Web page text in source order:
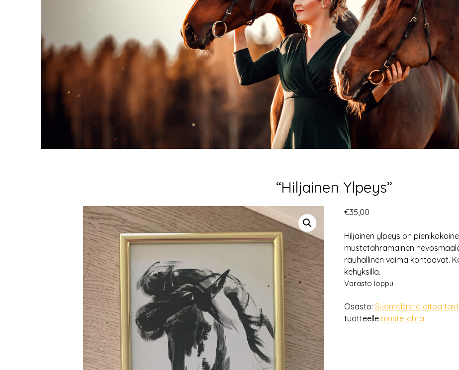
“Hiljainen Ylpeys”
€35,00
Hiljainen ylpeys on
mustetahramainen
rauhallinen voima kohtaavat.
kehyksillä.
Varasto loppu
Osasto:Suomalaista aitoa
tuotteelle mustetahra